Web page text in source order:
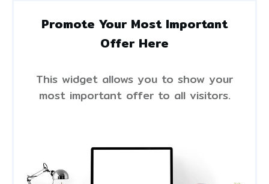
Promote Your Most Important
Offer Here
This widget allows you to show your
most important offer to all visitors.